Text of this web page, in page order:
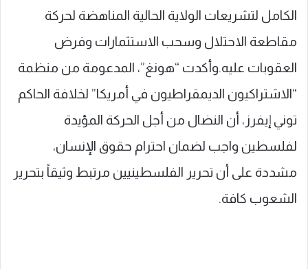
الكامل لتشريعات الولاية الحالية المناهضة لحركة
مقاطعة الاحتلال وسحب الاستثمارات وفرض
العقوبات عليه.وأكدت “هونغ”، المدعومة من منظمة
“الاشتراكيون الديمقراطيون في أمريكا” لخلافة الحاكم
توني إيفرز، أن النضال من أجل الحركة المؤيدة
لفلسطين واجب لضمان احترام حقوق الإنسان،
مشددة على أن تحرير الفلسطينيين مرتبط وثيقاً بتحرير
الشعوب كافة.